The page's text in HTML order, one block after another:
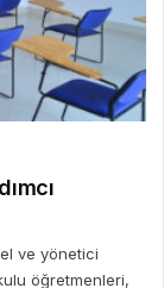
ve yönetici
öğretmenleri,